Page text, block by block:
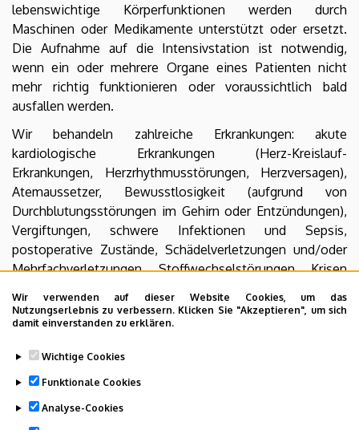
Wir verwenden auf dieser Website Cookies, um das
Nutzungserlebnis zu verbessern. Klicken Sie "Akzeptieren", um sich
damit einverstanden zu erklären.
Wichtige Cookies
Funktionale Cookies
Analyse-Cookies
lebenswichtige Körperfunktionen werden durch
Maschinen oder Medikamente unterstützt oder ersetzt.
Die Aufnahme auf die Intensivstation ist notwendig,
wenn ein oder mehrere Organe eines Patienten nicht
mehr richtig funktionieren oder voraussichtlich bald
ausfallen werden.
Wir behandeln zahlreiche Erkrankungen: akute
kardiologische Erkrankungen (Herz-Kreislauf-
Erkrankungen, Herzrhythmusstörungen, Herzversagen),
Atemaussetzer, Bewusstlosigkeit (aufgrund von
Durchblutungsstörungen im Gehirn oder Entzündungen),
Vergiftungen, schwere Infektionen und Sepsis,
postoperative Zustände, Schädelverletzungen und/oder
Mehrfachverletzungen, Stoffwechselstörungen, Krisen
Wiederbelebungen.
Abteilungsleitender Oberarzt: Dr. Zoltán Szentkereszty
Abteilungsleitende Krankenschwester: Judit Jakab
Last update: